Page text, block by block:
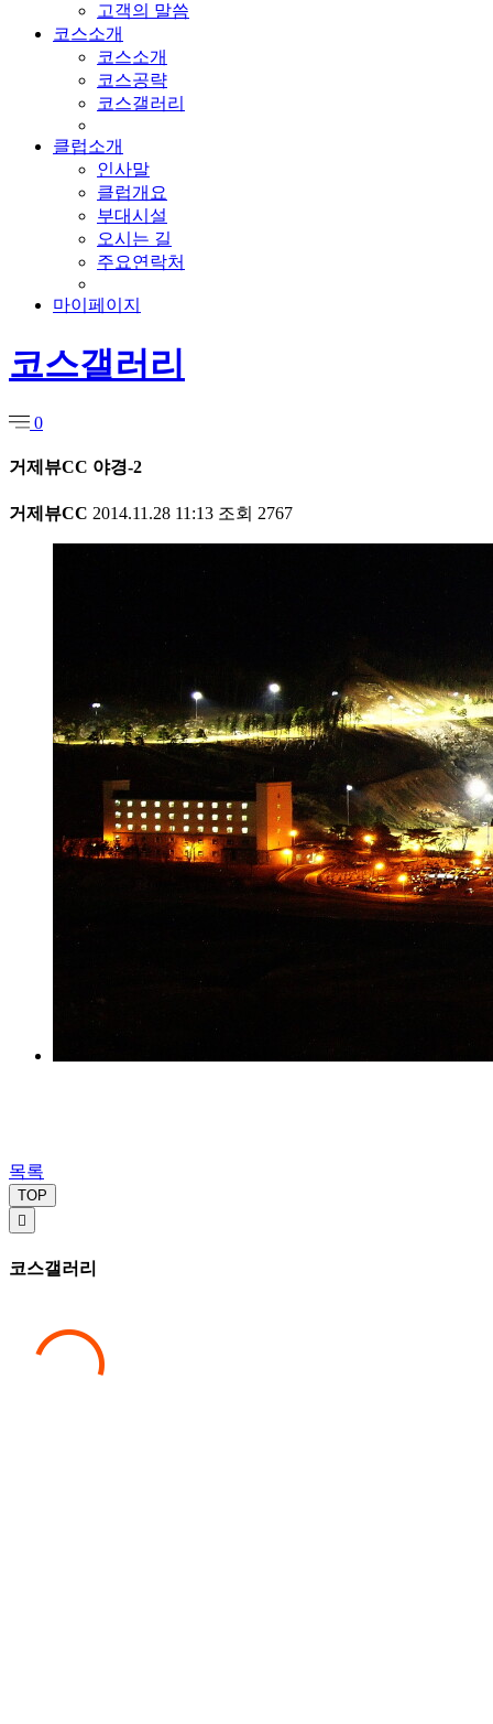
고객의 말씀
코스소개
코스소개
코스공략
코스갤러리
클럽소개
인사말
클럽개요
부대시설
오시는 길
주요연락처
마이페이지
코스갤러리
0
거제뷰CC 야경-2
거제뷰CC 2014.11.28 11:13 조회 2767
목록
TOP

코스갤러리